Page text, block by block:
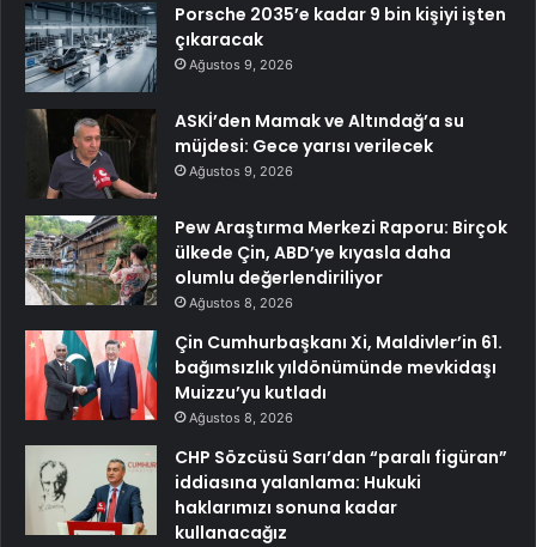
Porsche 2035’e kadar 9 bin kişiyi işten
çıkaracak
Ağustos 9, 2026
ASKİ’den Mamak ve Altındağ’a su
müjdesi: Gece yarısı verilecek
Ağustos 9, 2026
Pew Araştırma Merkezi Raporu: Birçok
ülkede Çin, ABD’ye kıyasla daha
olumlu değerlendiriliyor
Ağustos 8, 2026
Çin Cumhurbaşkanı Xi, Maldivler’in 61.
bağımsızlık yıldönümünde mevkidaşı
Muizzu’yu kutladı
Ağustos 8, 2026
CHP Sözcüsü Sarı’dan “paralı figüran”
iddiasına yalanlama: Hukuki
haklarımızı sonuna kadar
kullanacağız